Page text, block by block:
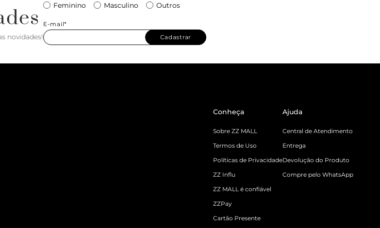
novidades!
Feminino Masculino Outros
E-mail*
Cadastrar
Conheça
Sobre ZZ MALL
Termos de Uso
Políticas de Privacidade
ZZ Influ
ZZ MALL é confiável
ZZPay
Cartão Presente
Ajuda
Central de Atendimento
Entrega
Devolução do Produto
Compre pelo WhatsApp